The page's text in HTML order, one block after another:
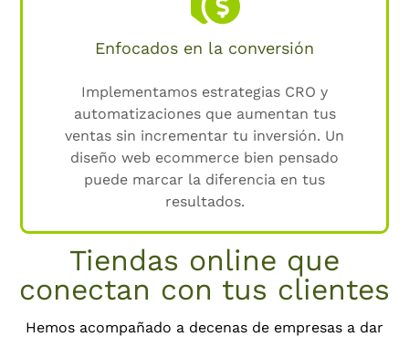
Enfocados en la conversión
Implementamos estrategias CRO y
automatizaciones que aumentan tus
ventas sin incrementar tu inversión. Un
diseño web ecommerce bien pensado
puede marcar la diferencia en tus
resultados.
Tiendas online que
conectan con tus clientes
Hemos acompañado a decenas de empresas a dar